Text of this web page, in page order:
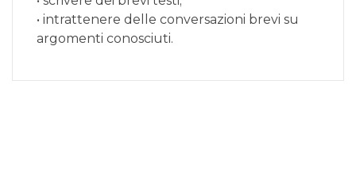
• intrattenere delle conversazioni brevi su
argomenti conosciuti.